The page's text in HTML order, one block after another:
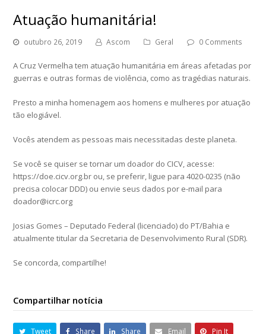
Atuação humanitária!
outubro 26, 2019 Ascom Geral 0 Comments
A Cruz Vermelha tem atuação humanitária em áreas afetadas por
guerras e outras formas de violência, como as tragédias naturais.
Presto a minha homenagem aos homens e mulheres por atuação
tão elogiável.
Vocês atendem as pessoas mais necessitadas deste planeta.
Se você se quiser se tornar um doador do CICV, acesse:
https://doe.cicv.org.br ou, se preferir, ligue para 4020-0235 (não
precisa colocar DDD) ou envie seus dados por e-mail para
doador@icrc.org
Josias Gomes – Deputado Federal (licenciado) do PT/Bahia e
atualmente titular da Secretaria de Desenvolvimento Rural (SDR).
Se concorda, compartilhe!
Compartilhar notícia
Tweet Share Share Email Pin It